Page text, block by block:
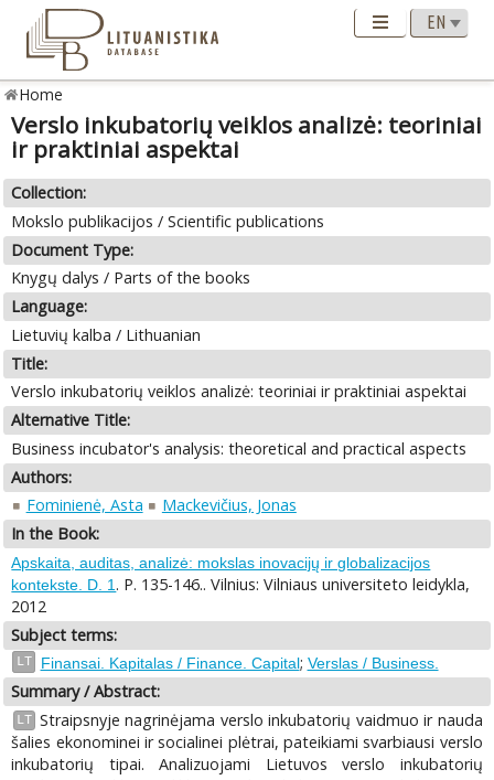
Home
Verslo inkubatorių veiklos analizė: teoriniai
ir praktiniai aspektai
Collection:
Mokslo publikacijos / Scientific publications
Document Type:
Knygų dalys / Parts of the books
Language:
Lietuvių kalba / Lithuanian
Title:
Verslo inkubatorių veiklos analizė: teoriniai ir praktiniai aspektai
Alternative Title:
Business incubator's analysis: theoretical and practical aspects
Authors:
Fominienė, Asta
Mackevičius, Jonas
In the Book:
Apskaita, auditas, analizė: mokslas inovacijų ir globalizacijos
kontekste. D. 1 . P. 135-146.. Vilnius: Vilniaus universiteto leidykla,
2012
Subject terms:
LT Finansai. Kapitalas / Finance. Capital; Verslas / Business.
Summary / Abstract:
LT Straipsnyje nagrinėjama verslo inkubatorių vaidmuo ir nauda
šalies ekonominei ir socialinei plėtrai, pateikiami svarbiausi verslo
inkubatorių tipai. Analizuojami Lietuvos verslo inkubatorių